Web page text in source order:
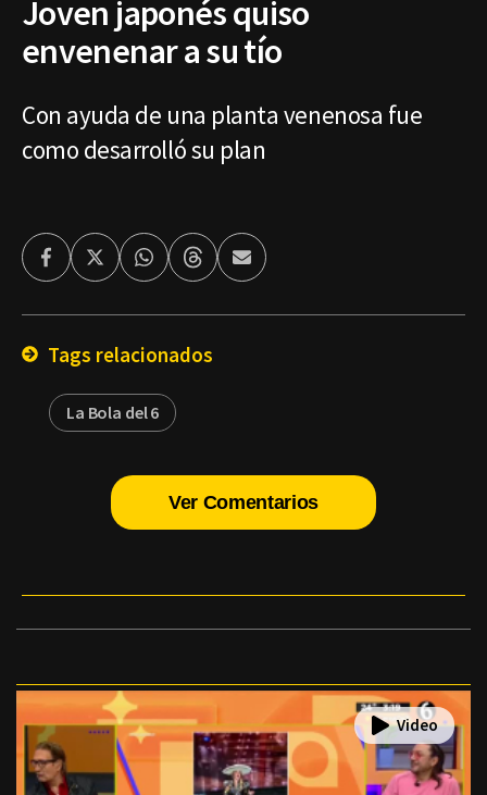
Joven japonés quiso
envenenar a su tío
Con ayuda de una planta venenosa fue
como desarrolló su plan
FacebookTwitterWhatsappThreadsEnviar
por
Tags relacionados
La Bola del 6
Ver Comentarios